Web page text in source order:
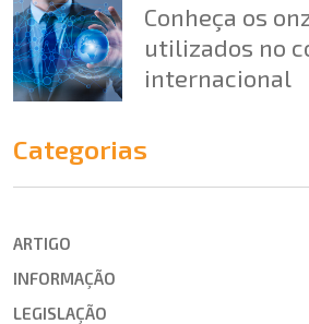
Conheça os
utilizados no
internacional
Categorias
ARTIGO
INFORMAÇÃO
LEGISLAÇÃO